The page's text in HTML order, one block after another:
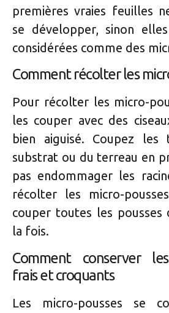
premières vraies feuilles
se développer, sinon
considérées comme des
Comment récolter les
Pour récolter les micro-
les couper avec des
bien aiguisé. Coupez
substrat ou du terreau en
pas endommager les
récolter les micro-
couper toutes les pousses
la fois.
Comment conserver
frais et croquants
Les micro-pousses se